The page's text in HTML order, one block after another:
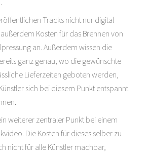
Tracks nicht nur digital
Kosten für das Brennen von
an. Außerdem wissen die
ganz genau, wo die gewünschte
Lieferzeiten geboten werden,
sich bei diesem Punkt entspannt
weiterer zentraler Punkt bei einem
Die Kosten für dieses selber zu
nicht für alle Künstler machbar,